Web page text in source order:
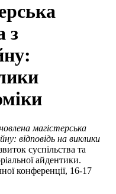
з
магістерська
відповідь на виклики
суспільства та
айдентики.
конференції, 16-17